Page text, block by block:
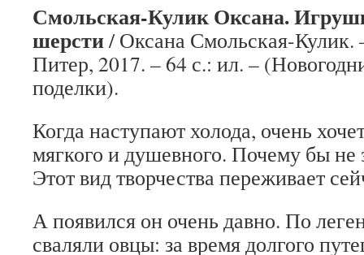
Смольская-Кулик Оксана.
шерсти/ Оксана Смольская-Кулик.
Питер, 2017. – 64 с.: ил. –
поделки).
Когда наступают холода, очень
мягкого и душевного. Почему бы не
Этот вид творчества переживает
А появился он очень давно. По
сваляли овцы: за время долгого